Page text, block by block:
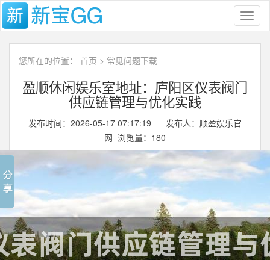
您所在的位置： 首页 > 常见问题下载
盈顺休闲娱乐室地址：庐阳区仪表阀门
供应链管理与优化实践
发布时间：2026-05-17 07:17:19 发布人：顺盈娱乐官
网 浏览量： 180